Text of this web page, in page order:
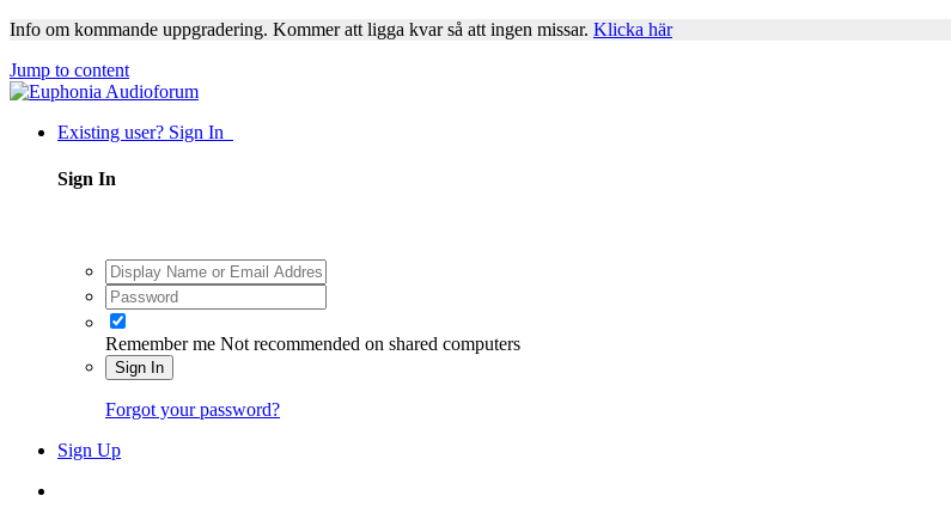
Info om kommande uppgradering. Kommer att ligga kvar så att ingen missar. Klicka här
Jump to content
Existing user? Sign In
Sign In
Remember me Not recommended on shared computers
Sign In
Forgot your password?
Sign Up